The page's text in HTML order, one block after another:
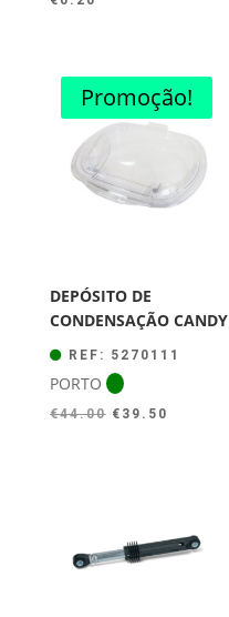
Promoção!
DEPÓSITO DE
CONDENSAÇÃO CANDY
REF: 5270111
PORTO
€44.00 O
€ 39.50